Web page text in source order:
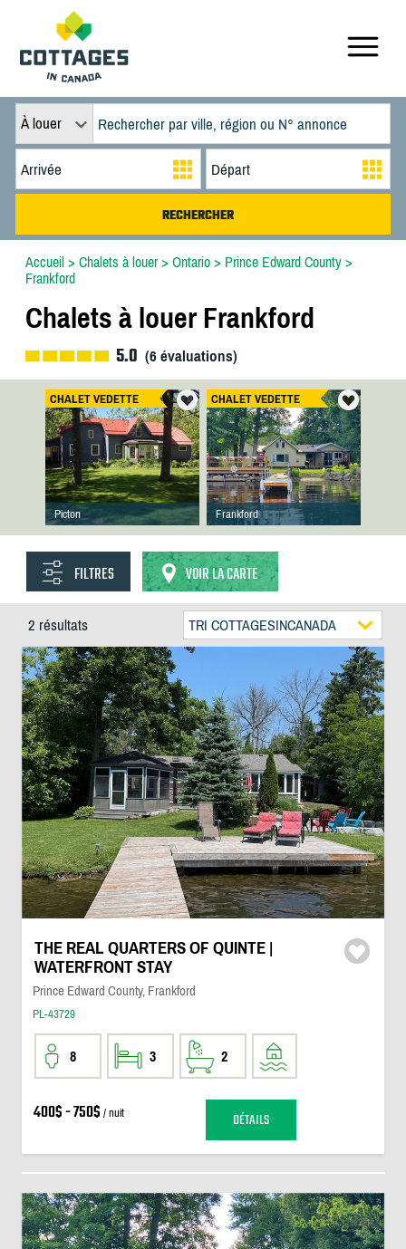
À louer
Accueil> Chalets à louer> Ontario> Prince Edward County>
Frankford
Chalets à louer Frankford
5.0 (6évaluations)
CHALET VEDETTE
Picton
CHALET VEDETTE
Frankford
FILTRES VOIR LA CARTE
2 résultats TRI COTTAGESINCANADA
THE REAL QUARTERS OF QUINTE |
WATERFRONT STAY
Prince Edward County, Frankford
PL-43729
8 3 2
400$ - 750$ / nuit DÉTAILS